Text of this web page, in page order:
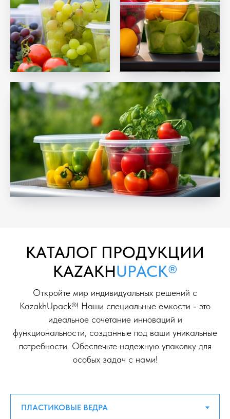
KAТАЛОГ ПРОДУКЦИИ
KAZAKHUPACK®
Откройте мир индивидуальных решений с
KazakhUpack®! Наши специальные ёмкости - это
идеальное сочетание инноваций и
функциональности, созданные под ваши уникальные
потребности. Обеспечьте надежную упаковку для
особых задач с нами!